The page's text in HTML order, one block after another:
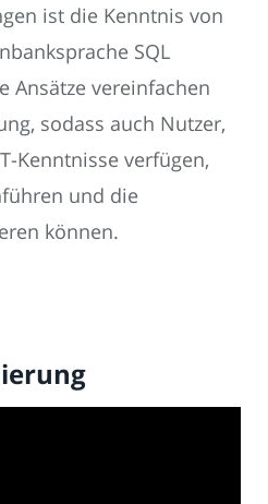
ist die Kenntnis von
SQL
Ansätze vereinfachen
sodass auch Nutzer,
Kenntnisse verfügen,
und die
können.